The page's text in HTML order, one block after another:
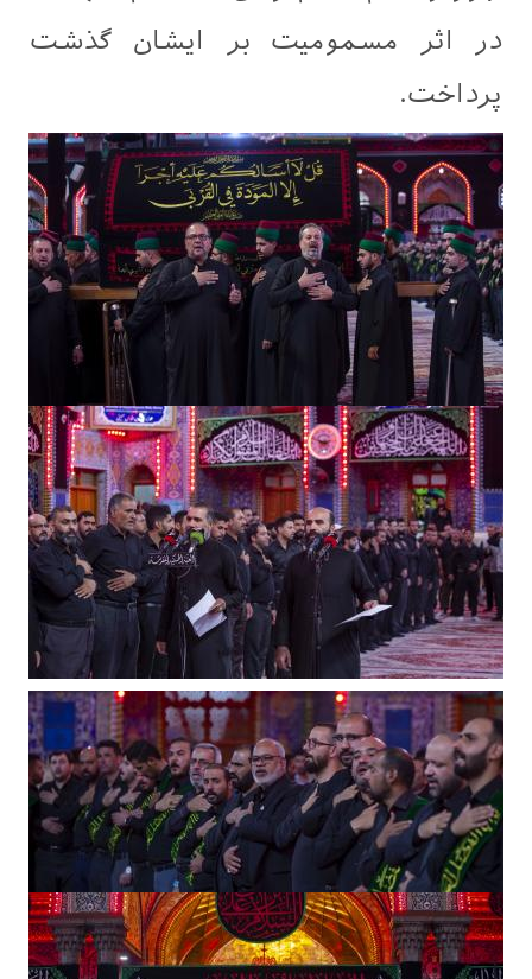
در اثر مسمومیت بر ایشان گذشت
پرداخت‌.